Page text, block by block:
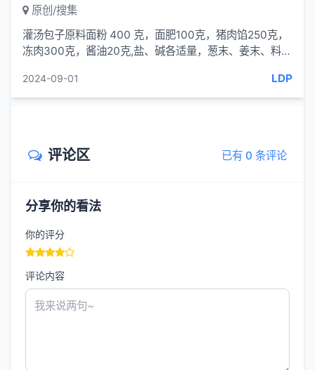
原创/搜集
灌汤包子原料面粉 400 克，面肥100克，猪肉馅250克，
冻肉300克，酱油20克,盐、碱各适量，葱末、姜末、料酒
2024-09-01 LDP
评论区 已有 0 条评论
分享你的看法
你的评分
评论内容